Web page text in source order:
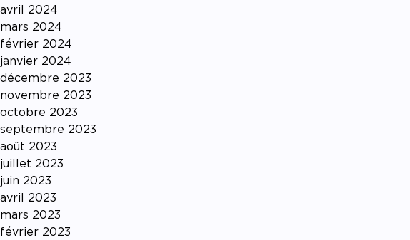
avril 2024
mars 2024
février 2024
janvier 2024
décembre 2023
novembre 2023
octobre 2023
septembre 2023
août 2023
juillet 2023
juin 2023
avril 2023
mars 2023
février 2023